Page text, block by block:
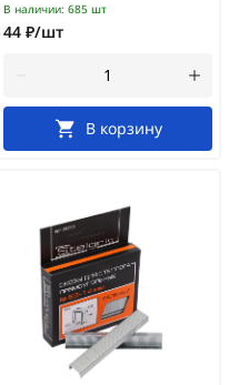
В наличии: 685 шт
44 ₽/шт
В корзину